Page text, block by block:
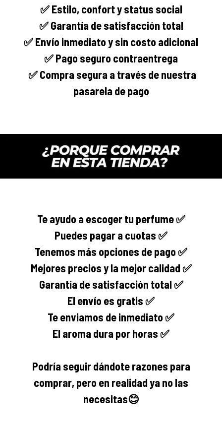
✅Estilo, confort ystatus social
✅ Garantía de satisfacción total
✅ Envío inmediatoy sin costo adicional
✅ Pago seguro contraentrega
✅Compra seguraa través de nuestra
pasarela de pago
Te ayudo a escoger tu perfume ✅
Puedes pagar a cuotas ✅
Tenemos más opciones de pago ✅
Mejores precios y la mejor calidad ✅
Garantía de satisfacción total ✅
El envío es gratis ✅
Te enviamos de inmediato ✅
El aroma dura por horas ✅
Podría seguir dándote razones para
comprar, pero en realidad ya no las
necesitas😊